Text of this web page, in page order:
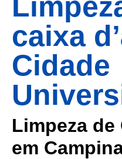
caixa
Cidade
Limpeza de
em